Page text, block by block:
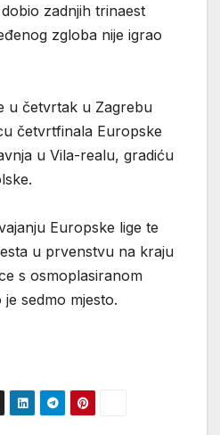
zadnjih trinaest
zgloba nije igrao
u četvrtak u Zagrebu
četvrtfinala Europske
u Vila-realu, gradiću
Europske lige te
u prvenstvu na kraju
s osmoplasiranom
sedmo mjesto.